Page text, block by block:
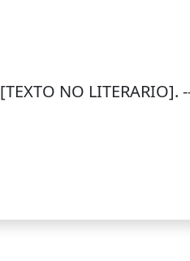
[TEXTO NO LITERARIO].